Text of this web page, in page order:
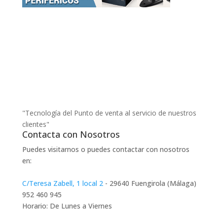
"Tecnología del Punto de venta al servicio de nuestros
clientes"
Contacta con Nosotros
Puedes visitarnos o puedes contactar con nosotros
en:
C/Teresa Zabell, 1 local 2- 29640 Fuengirola (Málaga)
952 460 945
Horario: De Lunes a Viernes